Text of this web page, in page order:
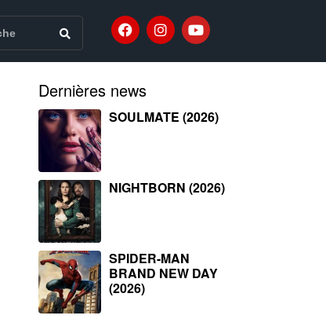
Dernières news
SOULMATE (2026)
NIGHTBORN (2026)
SPIDER-MAN
BRAND NEW DAY
(2026)